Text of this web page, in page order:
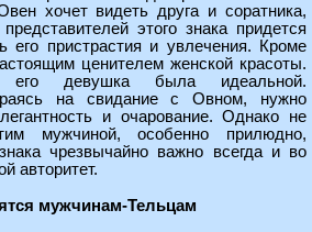
хочет видеть друга и соратника,
этого знака придется
его пристрастия и увлечения. Кроме
ценителем женской красоты.
девушка была идеальной.
на свидание с Овном, нужно
и очарование. Однако не
мужчиной, особенно прилюдно,
чрезвычайно важно всегда и во
авторитет.
мужчинам-Тельцам